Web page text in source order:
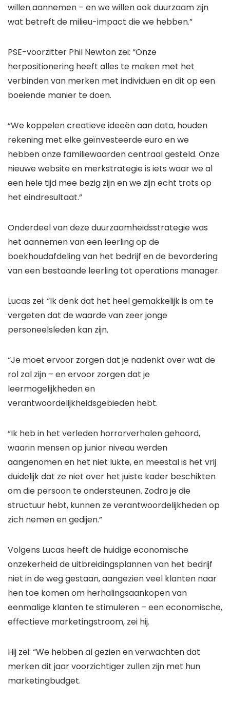
willen aannemen – en we willen ook duurzaam zijn
wat betreft de milieu-impact die we hebben.”
PSE-voorzitter Phil Newton zei: “Onze
herpositionering heeft alles te maken met het
verbinden van merken met individuen en dit op een
boeiende manier te doen.
“We koppelen creatieve ideeën aan data, houden
rekening met elke geïnvesteerde euro en we
hebben onze familiewaarden centraal gesteld. Onze
nieuwe website en merkstrategie is iets waar we al
een hele tijd mee bezig zijn en we zijn echt trots op
het eindresultaat.”
Onderdeel van deze duurzaamheidsstrategie was
het aannemen van een leerling op de
boekhoudafdeling van het bedrijf en de bevordering
van een bestaande leerling tot operations manager.
Lucas zei: “Ik denk dat het heel gemakkelijk is om te
vergeten dat de waarde van zeer jonge
personeelsleden kan zijn.
“Je moet ervoor zorgen dat je nadenkt over wat de
rol zal zijn – en ervoor zorgen dat je
leermogelijkheden en
verantwoordelijkheidsgebieden hebt.
“Ik heb in het verleden horrorverhalen gehoord,
waarin mensen op junior niveau werden
aangenomen en het niet lukte, en meestal is het vrij
duidelijk dat ze niet over het juiste kader beschikten
om die persoon te ondersteunen. Zodra je die
structuur hebt, kunnen ze verantwoordelijkheden op
zich nemen en gedijen.”
Volgens Lucas heeft de huidige economische
onzekerheid de uitbreidingsplannen van het bedrijf
niet in de weg gestaan, aangezien veel klanten naar
hen toe komen om herhalingsaankopen van
eenmalige klanten te stimuleren – een economische,
effectieve marketingstroom, zei hij.
Hij zei: “We hebben al gezien en verwachten dat
merken dit jaar voorzichtiger zullen zijn met hun
marketingbudget.